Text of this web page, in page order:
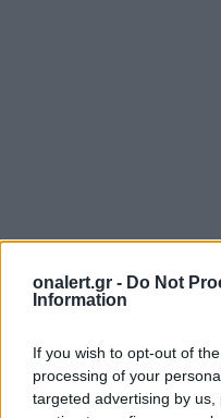
onalert.gr - Do Not
Information
If you wish to opt-out of
processing of your
targeted advertising by